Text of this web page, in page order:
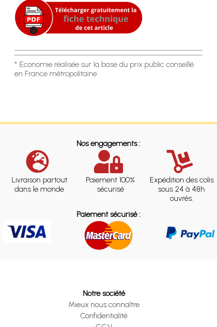
* Economie réalisée sur la base du prix public conseillé
en France métropolitaine
Nos engagements :
Livraison partout
dans le monde
Paiement 100%
sécurisé
Expédition des colis
sous 24 à 48h
ouvrés.
Paiement sécurisé :
Notre société
Mieux nous connaître
Confidentialité